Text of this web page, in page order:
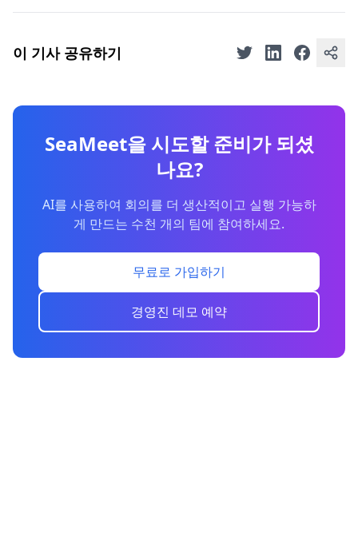
이 기사 공유하기
SeaMeet을 시도할 준비가 되셨
나요?
AI를 사용하여 회의를 더 생산적이고 실행 가능하
게 만드는 수천 개의 팀에 참여하세요.
무료로 가입하기
경영진 데모 예약